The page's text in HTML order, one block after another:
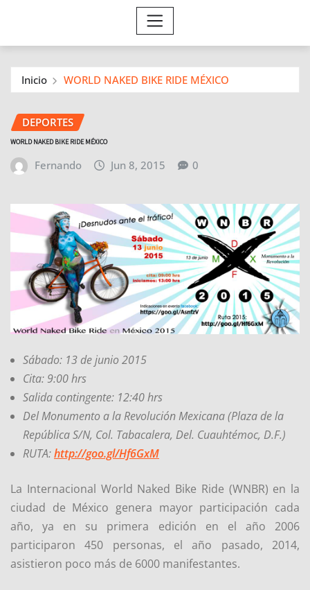
Inicio WORLD NAKED BIKE RIDE MÉXICO
DEPORTES
WORLD NAKED BIKE RIDE MÉXICO
Fernando Jun 8, 2015 0
Sábado: 13 de junio 2015
Cita: 9:00 hrs
Salida contingente: 12:40 hrs
Del Monumento a la Revolución Mexicana (Plaza de la
República S/N, Col. Tabacalera, Del. Cuauhtémoc, D.F.)
RUTA:http://goo.gl/Hf6GxM
La Internacional World Naked Bike Ride (WNBR) en la
ciudad de México genera mayor participación cada
año, ya en su primera edición en el año 2006
participaron 450 personas, el año pasado, 2014,
asistieron poco más de 6000 manifestantes.